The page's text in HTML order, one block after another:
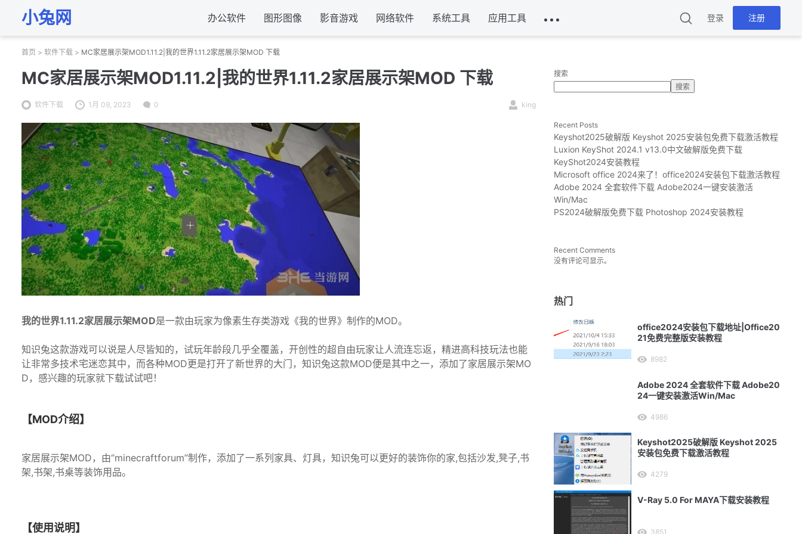
小兔网 办公软件 图形图像 影音游戏 网络软件 系统工具 应用工具 登录 注册
首页 > 软件下载 > MC家居展示架MOD1.11.2|我的世界1.11.2家居展示架MOD 下载
MC家居展示架MOD1.11.2|我的世界1.11.2家居展示架MOD 下载
软件下载 1月 09, 2023 0 king
我的世界1.11.2家居展示架MOD是一款由玩家为像素生存类游戏《我的世界》制作的MOD。
知识兔这款游戏可以说是人尽皆知的，试玩年龄段几乎全覆盖，开创性的超自由玩家让人流连忘返，精进高科技玩法也能
让非常多技术宅迷恋其中，而各种MOD更是打开了新世界的大门，知识兔这款MOD便是其中之一，添加了家居展示架MO
D，感兴趣的玩家就下载试试吧！
【MOD介绍】
家居展示架MOD，由“minecraftforum”制作，添加了一系列家具、灯具，知识兔可以更好的装饰你的家,包括沙发,凳子,书
架,书架,书桌等装饰用品。
【使用说明】
搜索
搜索
Recent Posts
Keyshot2025破解版 Keyshot 2025安装包免费下载激活教程
Luxion KeyShot 2024.1 v13.0中文破解版免费下载
KeyShot2024安装教程
Microsoft office 2024来了！office2024安装包下载激活教程
Adobe 2024 全套软件下载 Adobe2024一键安装激活
Win/Mac
PS2024破解版免费下载 Photoshop 2024安装教程
Recent Comments
没有评论可显示。
热门
office2024安装包下载地址|Office20
21免费完整版安装教程
8982
Adobe 2024 全套软件下载 Adobe20
24一键安装激活Win/Mac
4986
Keyshot2025破解版 Keyshot 2025
安装包免费下载激活教程
4279
V-Ray 5.0 For MAYA下载安装教程
3851